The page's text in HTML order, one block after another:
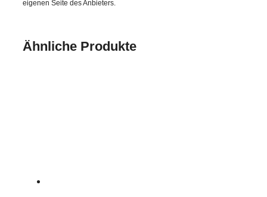
eigenen Seite des Anbieters.
Ähnliche Produkte